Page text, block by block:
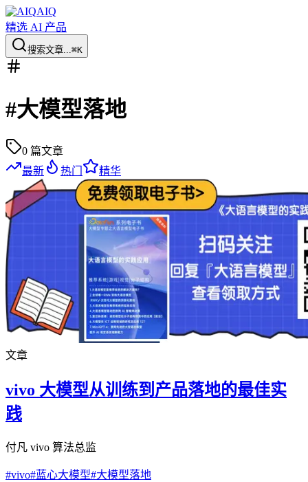
AIQ
精选 AI 产品
搜索文章...⌘K
#大模型落地
0 篇文章
最新
热门 精华
文章
vivo 大模型从训练到产品落地的最佳实
践
付凡 vivo 算法总监
#vivo#蓝心大模型#大模型落地